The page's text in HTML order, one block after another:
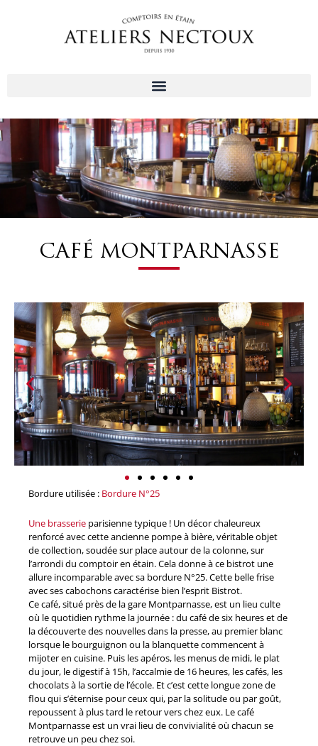
CAFÉ MONTPARNASSE
Bordure utilisée : Bordure N°25
Une brasserie parisienne typique ! Un décor chaleureux
renforcé avec cette ancienne pompe à bière, véritable objet
de collection, soudée sur place autour de la colonne, sur
l’arrondi du comptoir en étain. Cela donne à ce bistrot une
allure incomparable avec sa bordure N°25. Cette belle frise
avec ses cabochons caractérise bien l’esprit Bistrot.
Ce café, situé près de la gare Montparnasse, est un lieu culte
où le quotidien rythme la journée : du café de six heures et de
la découverte des nouvelles dans la presse, au premier blanc
lorsque le bourguignon ou la blanquette commencent à
mijoter en cuisine. Puis les apéros, les menus de midi, le plat
du jour, le digestif à 15h, l’accalmie de 16 heures, les cafés, les
chocolats à la sortie de l’école. Et c’est cette longue zone de
flou qui s’éternise pour ceux qui, par la solitude ou par goût,
repoussent à plus tard le retour vers chez eux. Le café
Montparnasse est un vrai lieu de convivialité où chacun se
retrouve un peu chez soi.